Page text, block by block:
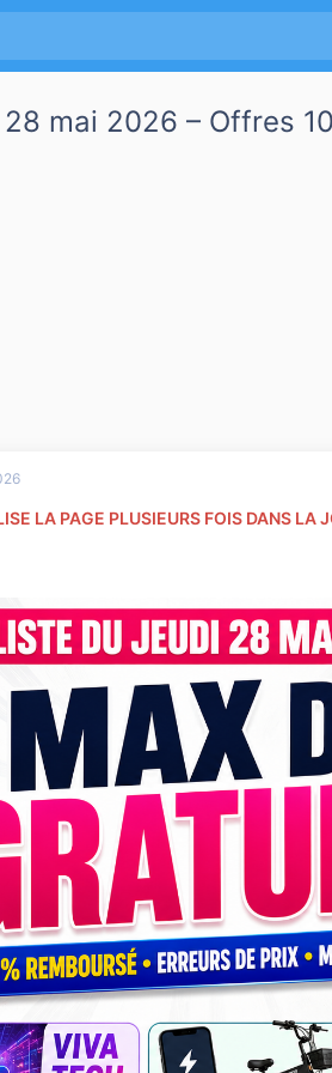
mai 2026 – Offres
LA PAGE PLUSIEURS FOIS DANS LA